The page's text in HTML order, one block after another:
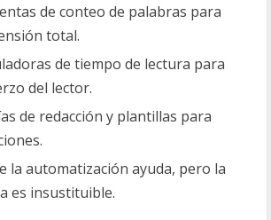
de conteo de palabras para
total.
de tiempo de lectura para
del lector.
de redacción y plantillas para
la automatización ayuda, pero la
es insustituible.